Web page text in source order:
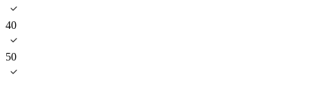
40
50